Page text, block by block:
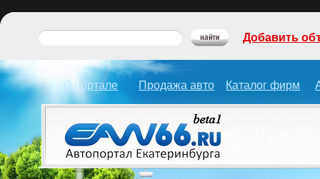
О портале Продажа авто Каталог фирм
Добавить